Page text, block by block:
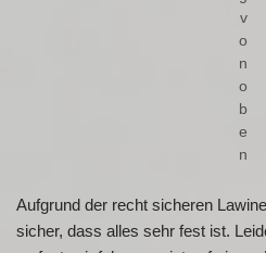
v
o
n
o
b
e
n
Aufgrund der recht sicheren
sicher, dass alles sehr fest ist.